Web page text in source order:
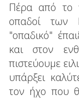
Πέρα από το
οπαδοί των
"οπαδικό"
και στον
πιστεύουμε
υπάρξει
τον ήχο που